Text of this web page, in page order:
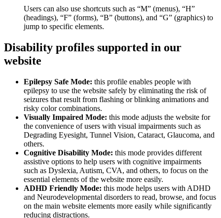
Users can also use shortcuts such as “M” (menus), “H”
(headings), “F” (forms), “B” (buttons), and “G” (graphics) to
jump to specific elements.
Disability profiles supported in our
website
Epilepsy Safe Mode: this profile enables people with
epilepsy to use the website safely by eliminating the risk of
seizures that result from flashing or blinking animations and
risky color combinations.
Visually Impaired Mode: this mode adjusts the website for
the convenience of users with visual impairments such as
Degrading Eyesight, Tunnel Vision, Cataract, Glaucoma, and
others.
Cognitive Disability Mode: this mode provides different
assistive options to help users with cognitive impairments
such as Dyslexia, Autism, CVA, and others, to focus on the
essential elements of the website more easily.
ADHD Friendly Mode: this mode helps users with ADHD
and Neurodevelopmental disorders to read, browse, and focus
on the main website elements more easily while significantly
reducing distractions.